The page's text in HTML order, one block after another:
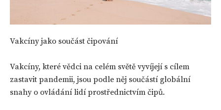
Vakcíny jako součást čipování
Vakcíny, které vědci na celém světě vyvíjejí s cílem
zastavit pandemii, jsou podle něj součástí globální
snahy o ovládání lidí prostřednictvím čipů.